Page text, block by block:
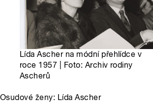
Lída Ascher na módní přehlídce v
roce 1957 | Foto: Archiv rodiny
Ascherů
Osudové ženy: Lída Ascher